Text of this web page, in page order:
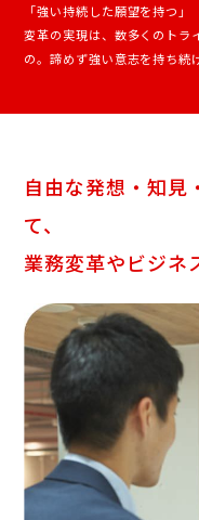
「強い持続した願望を持つ」
変革の実現は、数多くのトラ
の。諦めず強い意志を持ち続
自由な発想・知見
て、
業務変革やビジネ